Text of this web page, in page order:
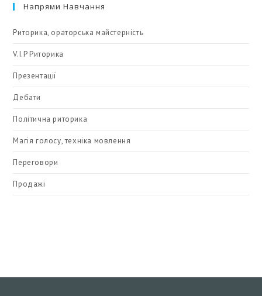
Напрями Навчання
Риторика, ораторська майстерність
V.I.P Риторика
Презентації
Дебати
Політична риторика
Магія голосу, техніка мовлення
Переговори
Продажі